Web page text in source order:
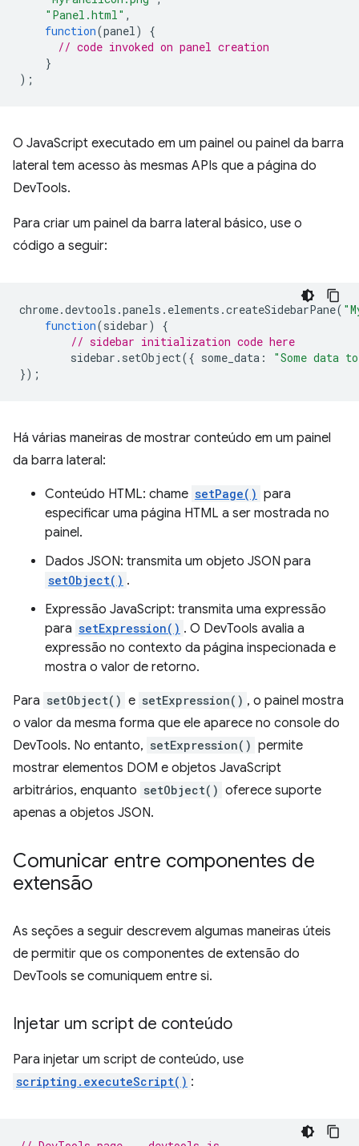
"Panel.html" ,
function(panel)
{
// code invoked on panel creation
}
);
O JavaScript executado em um painel ou painel da barra
lateral tem acesso às mesmas APIs que a página do
DevTools.
Para criar um painel da barra lateral básico, use o
código a seguir:
chrome.devtools .panels . elements .createSidebarPane(
function(sidebar)
{
// sidebar initialization code here
sidebar . setObject({ some_data :
"Some data
});
Há várias maneiras de mostrar conteúdo em um painel
da barra lateral:
Conteúdo HTML: chame setPage() para
especificar uma página HTML a ser mostrada no
painel.
Dados JSON: transmita um objeto JSON para
setObject() .
Expressão JavaScript: transmita uma expressão
para setExpression() . O DevTools avalia a
expressão no contexto da página inspecionada e
mostra o valor de retorno.
Para setObject() e setExpression() , o painel mostra
o valor da mesma forma que ele aparece no console do
DevTools. No entanto, setExpression() permite
mostrar elementos DOM e objetos JavaScript
arbitrários, enquanto setObject() oferece suporte
apenas a objetos JSON.
Comunicar entre componentes de
extensão
As seções a seguir descrevem algumas maneiras úteis
de permitir que os componentes de extensão do
DevTools se comuniquem entre si.
Injetar um script de conteúdo
Para injetar um script de conteúdo, use
scripting.executeScript() :